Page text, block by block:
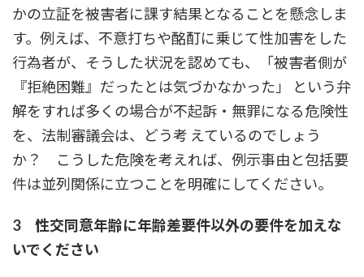
かの立証を被害者に課す結果となることを懸念しま
す。例えば、不意打ちや酩酊に乗じて性加害をした
行為者が、そうした状況を認めても、「被害者側が
『拒絶困難』だったとは気づかなかった」 という弁
解をすれば多くの場合が不起訴・無罪になる危険性
を、法制審議会は、どう考 えているのでしょう
か？ こうした危険を考えれば、例示事由と包括要
件は並列関係に立つことを明確にしてください。
3 性交同意年齢に年齢差要件以外の要件を加えな
いでください